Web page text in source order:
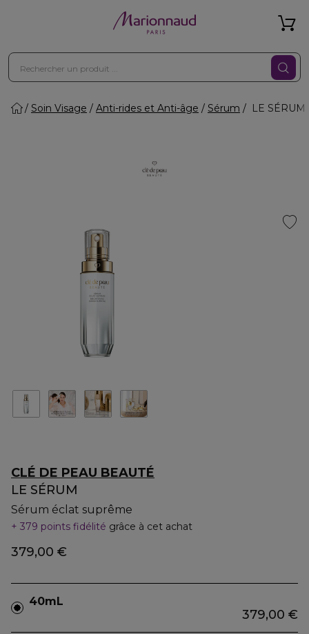
Soin Visage Anti-rides et Anti-âge Sérum LE
CLÉ DE PEAU BEAUTÉ
LE SÉRUM
Sérum éclat suprême
379 points fidélité grâce à cet achat
379,00 €
40mL
379,00 €